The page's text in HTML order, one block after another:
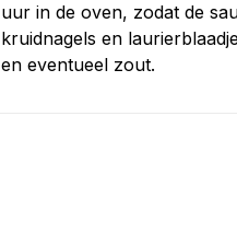
uur in de oven, zodat de
kruidnagels en
en eventueel zout.